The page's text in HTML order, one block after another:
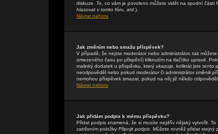
diskuze. To, co vám je povoleno můžete vidět na spodní části
hlasovat v tomto fóru, atd. ).
Návrat nahoru
Jak změním nebo smažu příspěvek?
V případě, že nejste moderátor nebo administrátor, tak
omezeného času po přispění) kliknutím na tlačítko upravit .
malinký dodatek u příspěvku, který ukazuje, kolikrát jste
neodpověděl nebo pokud moderátor či administrátor změnili
nemohou příspěvek smazat, pokud na něj již někdo
Návrat nahoru
Jak přidám podpis k mému příspěvku?
Přidat podpis znamená, že si musíte nejdřív nějaký vytvořit.
zatržením položky Připojit podpis . Můžete rovněž přidat